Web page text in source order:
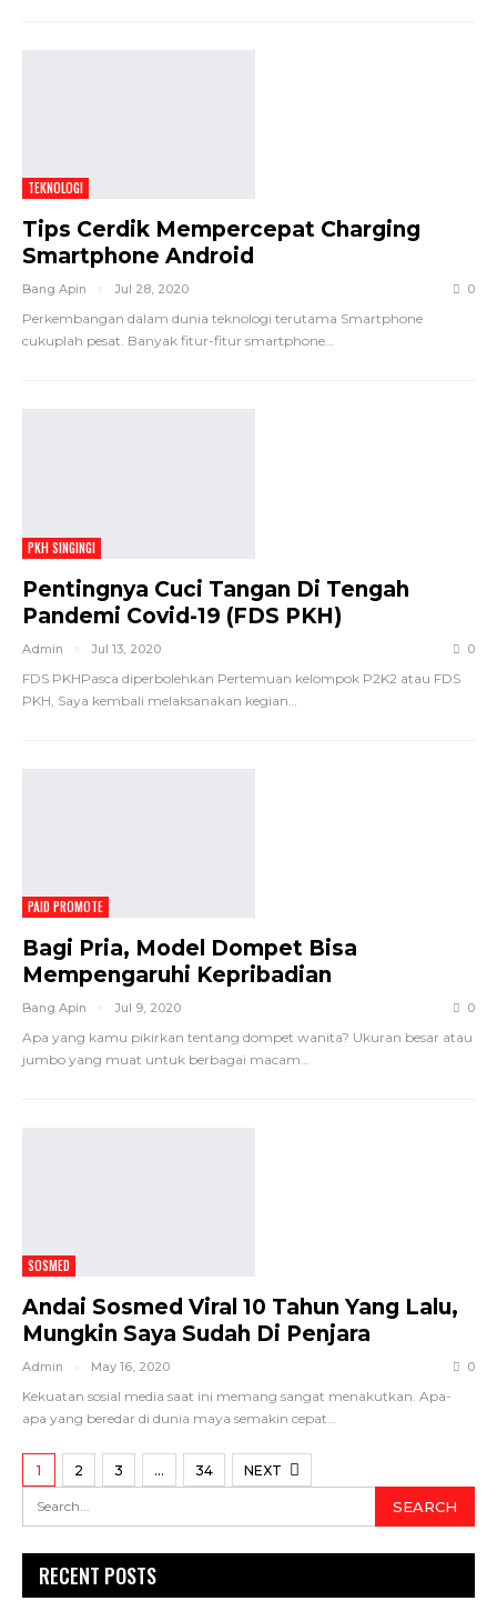
TEKNOLOGI
Tips Cerdik Mempercepat Charging
Smartphone Android
Bang Apin Jul 28, 2020 0
Perkembangan dalam dunia teknologi terutama Smartphone
cukuplah pesat. Banyak fitur-fitur smartphone…
PKH SINGINGI
Pentingnya Cuci Tangan Di Tengah
Pandemi Covid-19 (FDS PKH)
Admin Jul 13, 2020 0
FDS PKHPasca diperbolehkan Pertemuan kelompok P2K2 atau FDS
PKH, Saya kembali melaksanakan kegian…
PAID PROMOTE
Bagi Pria, Model Dompet Bisa
Mempengaruhi Kepribadian
Bang Apin Jul 9, 2020 0
Apa yang kamu pikirkan tentang dompet wanita? Ukuran besar atau
jumbo yang muat untuk berbagai macam…
SOSMED
Andai Sosmed Viral 10 Tahun Yang Lalu,
Mungkin Saya Sudah Di Penjara
Admin May 16, 2020 0
Kekuatan sosial media saat ini memang sangat menakutkan. Apa-
apa yang beredar di dunia maya semakin cepat…
1 2 3 … 34 NEXT
RECENT POSTS